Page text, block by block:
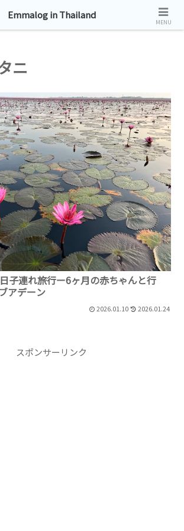
タイ帯同生活お届けしています。
ニ
子連れ旅行ー6ヶ月の赤ちゃんと行
アデーン
2026.01.10 2026.01.24
スポンサーリンク
Emmalog in Thailand
MENU